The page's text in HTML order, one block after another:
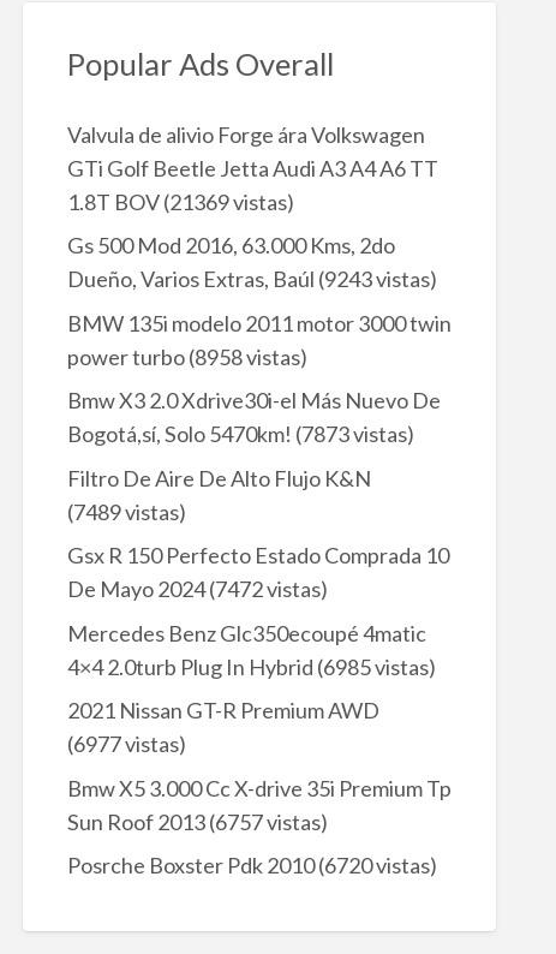
Popular Ads Overall
Valvula de alivio Forge ára Volkswagen
GTi Golf Beetle Jetta Audi A3 A4 A6 TT
1.8T BOV(21369 vistas)
Gs 500 Mod 2016, 63.000 Kms, 2do
Dueño, Varios Extras, Baúl (9243 vistas)
BMW 135i modelo 2011 motor 3000 twin
power turbo(8958 vistas)
Bmw X3 2.0 Xdrive30i-el Más Nuevo De
Bogotá,sí, Solo 5470km! (7873 vistas)
Filtro De Aire De Alto Flujo K&N
(7489 vistas)
Gsx R 150 Perfecto Estado Comprada 10
De Mayo 2024(7472 vistas)
Mercedes Benz Glc350ecoupé 4matic
4×4 2.0turb Plug In Hybrid (6985 vistas)
2021 Nissan GT-R Premium AWD
(6977 vistas)
Bmw X5 3.000 Cc X-drive 35i Premium Tp
Sun Roof 2013(6757 vistas)
Posrche Boxster Pdk 2010(6720 vistas)